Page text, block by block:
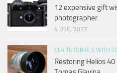
12 expensive gift
photographer
4 DEC, 2017
CLA TUTORIALS WITH
Restoring Helios